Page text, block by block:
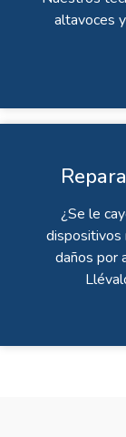
altavoces
¿Se le
dispositivos
daños por